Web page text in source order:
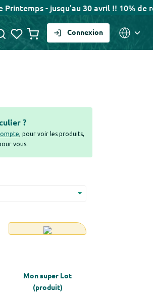
- jusqu'au 30 avril !! 10% de
Connexion
?
, pour voir les produits,
vous.
Mon super Lot
(produit)